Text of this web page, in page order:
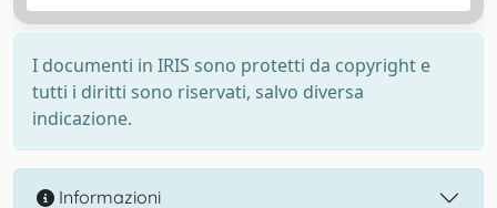
I documenti in IRIS sono protetti da copyright e
tutti i diritti sono riservati, salvo diversa
indicazione.
Informazioni